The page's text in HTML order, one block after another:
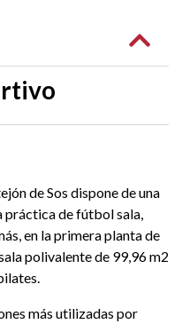
de Sos dispone de una
práctica de fútbol sala,
en la primera planta de
polivalente de 99,96 m2
más utilizadas por